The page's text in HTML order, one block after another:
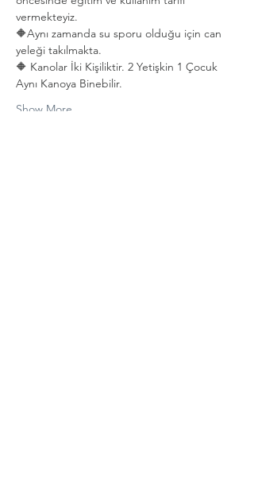
vermekteyiz.
🔶Aynı zamanda su sporu olduğu için can
yeleği takılmakta.
🔶 Kanolar İki Kişiliktir. 2 Yetişkin 1 Çocuk
Aynı Kanoya Binebilir.
Show More